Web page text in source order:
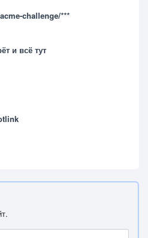
challenge/***
и всё тут